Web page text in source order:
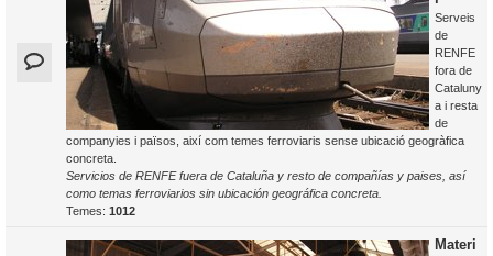
Serveis
de
RENFE
fora de
Cataluny
a i resta
de
companyies i països, així com temes ferroviaris sense ubicació geogràfica
concreta.
Servicios de RENFE fuera de Cataluña y resto de compañías y paises, así
como temas ferroviarios sin ubicación geográfica concreta.
Temes: 1012
Materi